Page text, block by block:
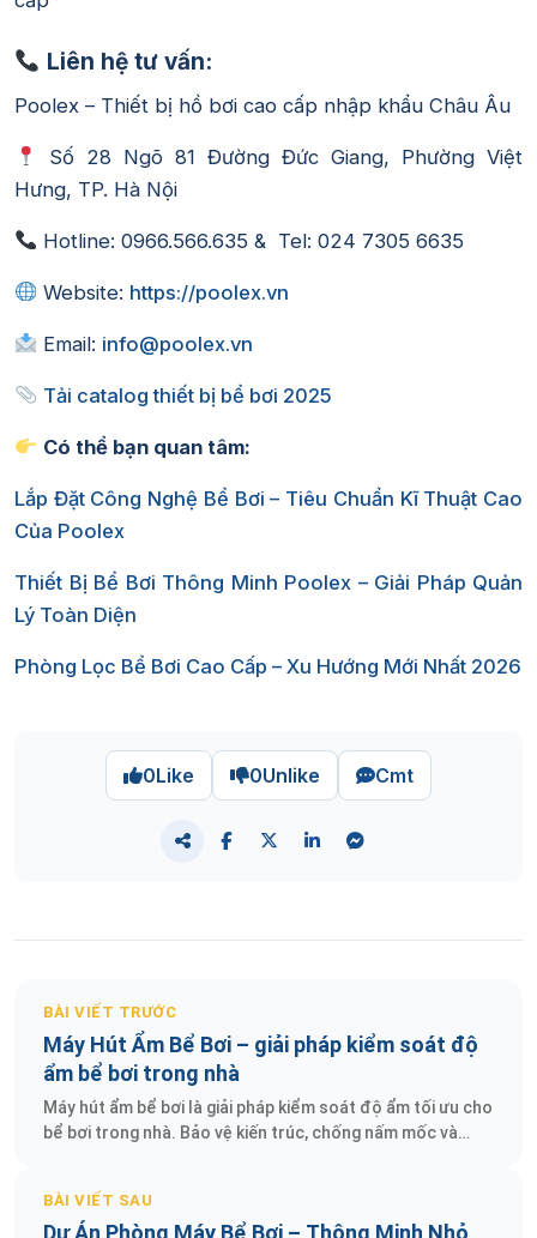
Liên hệ tư vấn:
Poolex – Thiết bị hồ bơi cao cấp nhập khẩu Châu Âu
Số 28 Ngõ 81 Đường Đức Giang, Phường Việt
Hưng, TP. Hà Nội
Hotline: 0966.566.635 & Tel: 024 7305 6635
Website: https://poolex.vn
Email: info@poolex.vn
Tải catalog thiết bị bể bơi 2025
Có thể bạn quan tâm:
Lắp Đặt Công Nghệ Bể Bơi – Tiêu Chuẩn Kĩ Thuật Cao
Của Poolex
Thiết Bị Bể Bơi Thông Minh Poolex – Giải Pháp Quản
Lý Toàn Diện
Phòng Lọc Bể Bơi Cao Cấp – Xu Hướng Mới Nhất 2026
0Like 0Unlike Cmt
BÀI VIẾT TRƯỚC
Máy Hút Ẩm Bể Bơi – giải pháp kiểm soát độ
ẩm bể bơi trong nhà
Máy hút ẩm bể bơi là giải pháp kiểm soát độ ẩm tối ưu cho
bể bơi trong nhà. Bảo vệ kiến trúc, chống nấm mốc và
BÀI VIẾT SAU
Dự Án Phòng Máy Bể Bơi – Thông Minh Nhỏ